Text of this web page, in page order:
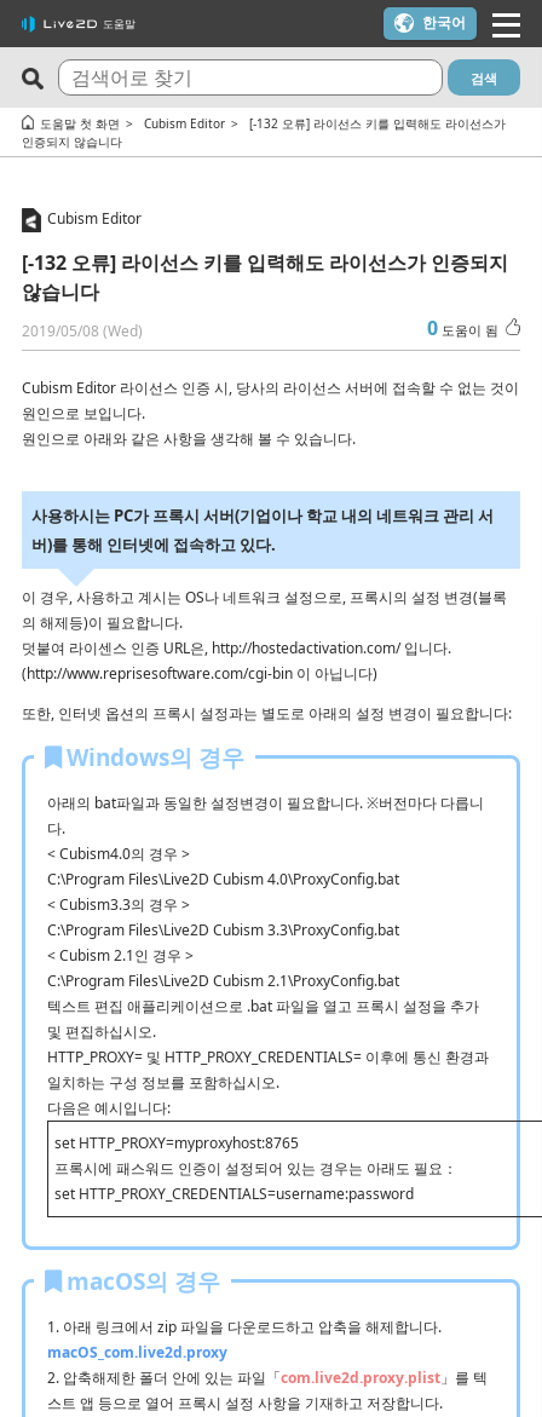
도움말
최신 FAQ
Cubism Editor でファイルの保存に失敗する
よびCubism SDKの新機能対応について
타임라인의 마지막 프레임이 출력되지 않습니다
알파 버전의 Cubism Editor에서 생성한 파일(cmo3, can3, moc3)
은 다른 버전에서 열 수 있나요?
Cubism Editor가 원활하게 작동하는 PC 사양은 무엇인가요?
사용해도 되나요?
RLM_DIAGNOSTICS.log 확인 방법
도움이 되는 질문 TOP10
체험판과 무료 버전의 차이는?
（Windows）
트라이얼 버전을 이용하지 않고 FREE 버전을 이용하고 싶다
학생 할인으로 구매한 라이선스를 졸업 후에도 사용할 수 있나요?
[-1005 오류] 라이선스 인증 횟수 초과 / macOS 업데이트 / PC 교
체를 고려 중인 경우
macOS 10.15 Catalina 이상에서 설치하려고 하면 경고가 표시돼
라이선스 키를 모르겠어요
Cubism 2.1 모델이나 모션은 새로운 Cubism SDK에서 사용할 수
있습니까?
해지하고 싶어요(갱신을 정지하고 싶어요)
YouTube나 Twitch 방송에 사용하고 싶은데 가능한가요?
검색
도움말 첫 화면 Cubism Editor
[-132 오류] 라이선스 키를 입력해도 라이선스가
인증되지 않습니다
Cubism Editor
[-132 오류] 라이선스 키를 입력해도 라이선스가 인증되지
않습니다
2019/05/08 (Wed) 0 도움이 됨
Cubism Editor 라이선스 인증 시, 당사의 라이선스 서버에 접속할 수 없는 것이
원인으로 보입니다.
원인으로 아래와 같은 사항을 생각해 볼 수 있습니다.
사용하시는 PC가 프록시 서버(기업이나 학교 내의 네트워크 관리 서
버)를 통해 인터넷에 접속하고 있다.
이 경우, 사용하고 계시는 OS나 네트워크 설정으로, 프록시의 설정 변경(블록
의 해제등)이 필요합니다.
덧붙여 라이센스 인증 URL은, http://hostedactivation.com/ 입니다.
(http://www.reprisesoftware.com/cgi-bin 이 아닙니다)
또한, 인터넷 옵션의 프록시 설정과는 별도로 아래의 설정 변경이 필요합니다:
Windows의 경우
아래의 bat파일과 동일한 설정변경이 필요합니다. ※버전마다 다릅니
다.
< Cubism4.0의 경우 >
C:\Program Files\Live2D Cubism 4.0\ProxyConfig.bat
< Cubism3.3의 경우 >
C:\Program Files\Live2D Cubism 3.3\ProxyConfig.bat
< Cubism 2.1인 경우 >
C:\Program Files\Live2D Cubism 2.1\ProxyConfig.bat
텍스트 편집 애플리케이션으로 .bat 파일을 열고 프록시 설정을 추가
및 편집하십시오.
HTTP_PROXY= 및 HTTP_PROXY_CREDENTIALS= 이후에 통신 환경과
일치하는 구성 정보를 포함하십시오.
다음은 예시입니다:
set HTTP_PROXY=myproxyhost:8765
프록시에 패스워드 인증이 설정되어 있는 경우는 아래도 필요：
set HTTP_PROXY_CREDENTIALS=username:password
macOS의 경우
1. 아래 링크에서 zip 파일을 다운로드하고 압축을 해제합니다.
macOS_com.live2d.proxy
2. 압축해제한 폴더 안에 있는 파일「com.live2d.proxy.plist」를 텍
스트 앱 등으로 열어 프록시 설정 사항을 기재하고 저장합니다.
한국어